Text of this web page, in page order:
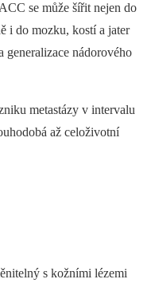
se může šířit nejen do
i do mozku, kostí a jater
generalizace nádorového
metastázy v intervalu
až celoživotní
s kožními lézemi